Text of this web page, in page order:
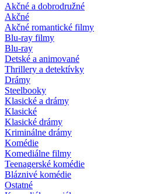
Akčné a dobrodružné
Akčné
Akčné romantické filmy
Blu-ray filmy
Blu-ray
Detské a animované
Thrillery a detektívky
Drámy
Steelbooky
Klasické a drámy
Klasické
Klasické drámy
Kriminálne drámy
Komédie
Komediálne filmy
Teenagerské komédie
Bláznivé komédie
Ostatné